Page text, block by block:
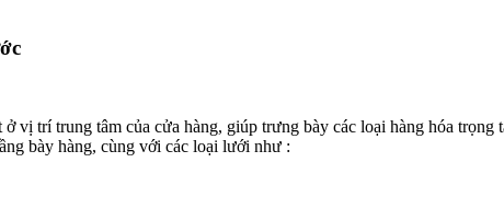
vị trí trung tâm của cửa hàng, giúp trưng bày các loại hàng hóa
bày hàng, cùng với các loại lưới như :